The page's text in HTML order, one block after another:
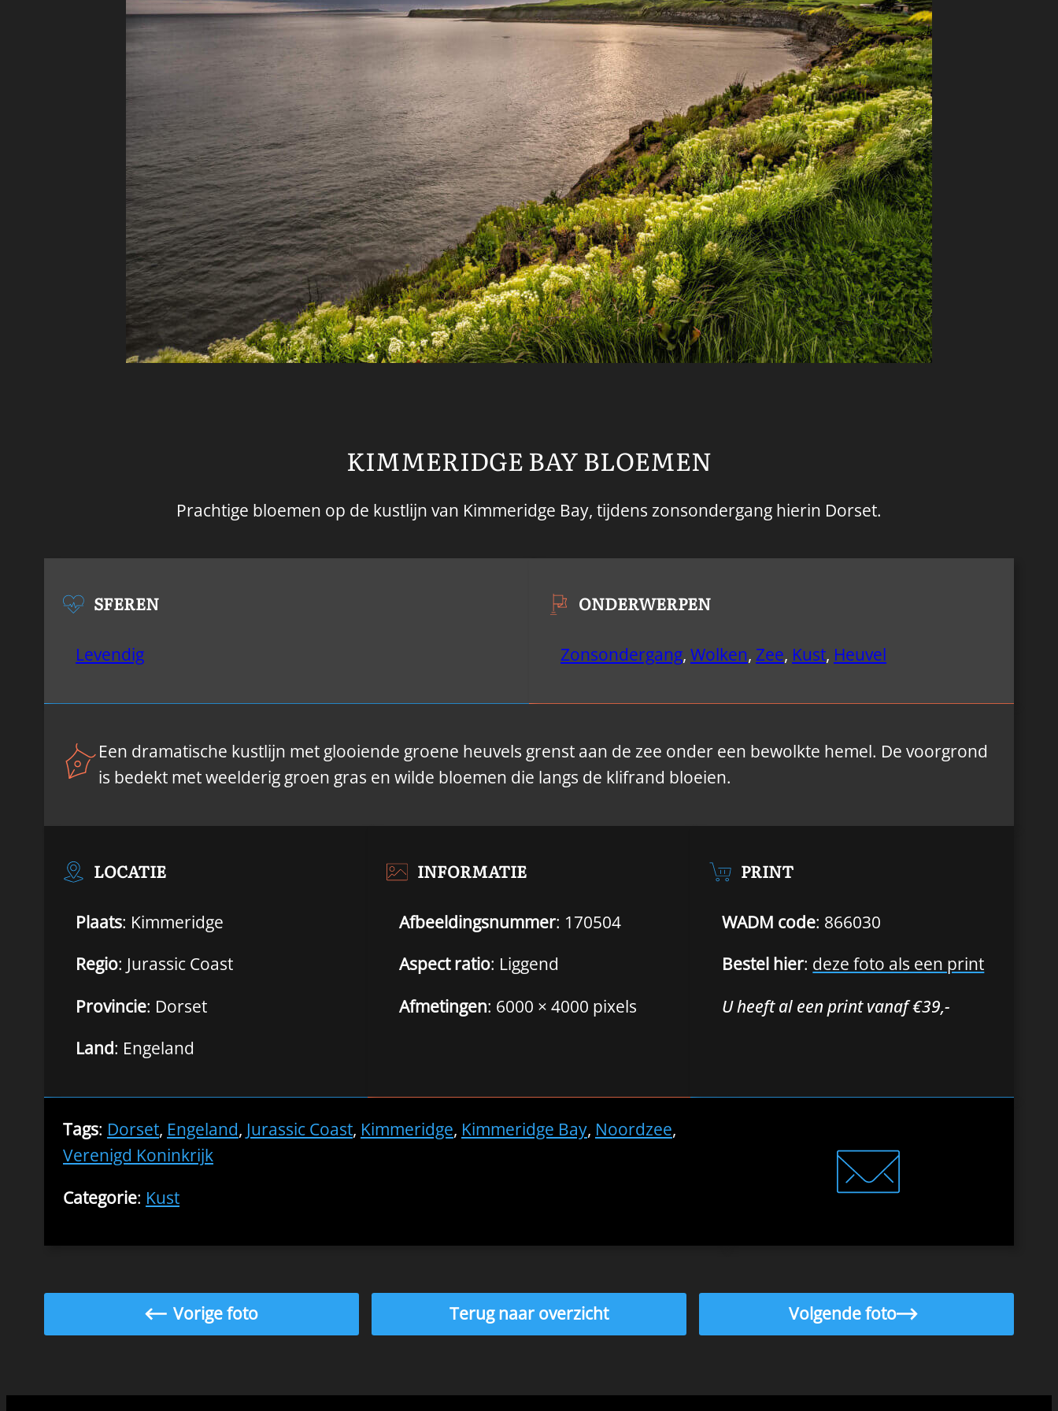
KIMMERIDGE BAY BLOEMEN
Prachtige bloemen op de kustlijn van Kimmeridge Bay, tijdens zonsondergang hierin Dorset.
SFEREN
Levendig
ONDERWERPEN
Zonsondergang, Wolken, Zee, Kust, Heuvel
Een dramatische kustlijn met glooiende groene heuvels grenst aan de zee onder een bewolkte hemel. De voorgrond
is bedekt met weelderig groen gras en wilde bloemen die langs de klifrand bloeien.
LOCATIE
Plaats: Kimmeridge
Regio: Jurassic Coast
Provincie: Dorset
Land: Engeland
INFORMATIE
Afbeeldingsnummer: 170504
Aspect ratio: Liggend
Afmetingen: 6000 × 4000 pixels
PRINT
WADM code: 866030
Bestel hier: deze foto als een print
U heeft al een print vanaf €39,-
Tags: Dorset, Engeland, Jurassic Coast, Kimmeridge, Kimmeridge Bay, Noordzee,
Verenigd Koninkrijk
Categorie: Kust
Vorige foto Terug naar overzicht Volgende foto